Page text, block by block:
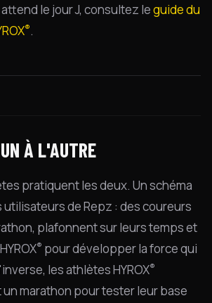
le jour J, consultez leguide du
®.
À L'AUTRE
pratiquent les deux. Un schéma
de Repz : des coureurs
plafonnent sur leurs temps et
® pour développer la force qui
les athlètes HYROX®
marathon pour tester leur base